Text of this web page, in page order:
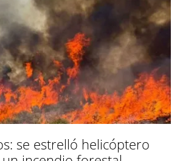
se estrelló helicóptero